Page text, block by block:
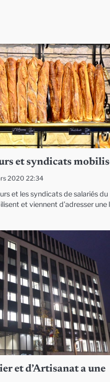
et syndicats
2020 22:34
et les syndicats de salariés du
et viennent d’adresser
et d’Artisanat a une